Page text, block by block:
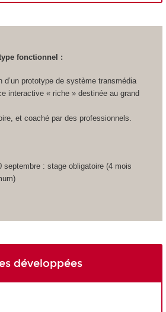
fonctionnel :
d’un prototype de système transmédia
interactive « riche » destinée au grand
et coaché par des professionnels.
septembre : stage obligatoire (4 mois
développées